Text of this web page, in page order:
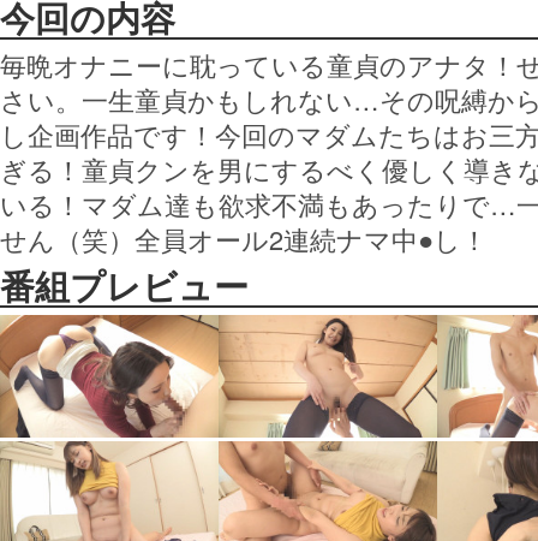
今回の内容
毎晩オナニーに耽っている童貞のアナタ！
さい。一生童貞かもしれない…その呪縛か
し企画作品です！今回のマダムたちはお三
ぎる！童貞クンを男にするべく優しく導き
いる！マダム達も欲求不満もあったりで…
せん（笑）全員オール2連続ナマ中●し！
番組プレビュー